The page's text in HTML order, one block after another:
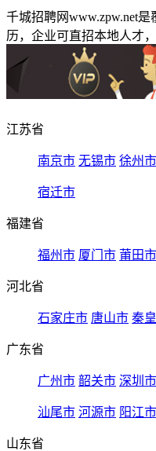
千城招聘网www.zpw.net
历，企业可直招本地人才
江苏省
南京市 无锡市 徐州市
宿迁市
福建省
福州市 厦门市 莆田市
河北省
石家庄市 唐山市 秦
广东省
广州市 韶关市 深圳市
汕尾市 河源市 阳江市
山东省